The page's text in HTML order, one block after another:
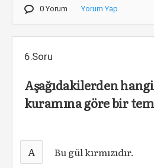
0 Yorum Yorum Yap
6.Soru
Aşağıdakilerden
kuramına göre bir
A Bu gül kırmızıdır.